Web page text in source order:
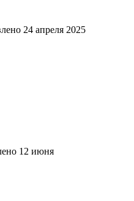
24 апреля 2025
12 июня